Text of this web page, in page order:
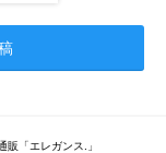
「エレガンス.」